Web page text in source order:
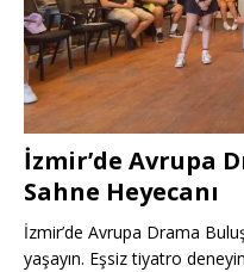
İzmir’de Avrupa
Sahne Heyecanı
İzmir’de Avrupa Drama
yaşayın. Eşsiz tiyatro